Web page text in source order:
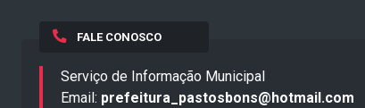
FALE CONOSCO
Serviço de Informação Municipal
Email: prefeitura_pastosbons@hotmail.com